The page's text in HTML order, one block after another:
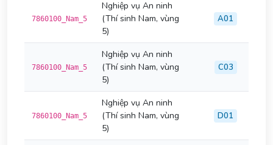
7860100_Nam_5
Nghiệp vụ An ninh
(Thí sinh Nam, vùng
5)
A01
7860100_Nam_5
Nghiệp vụ An ninh
(Thí sinh Nam, vùng
5)
C03
7860100_Nam_5
Nghiệp vụ An ninh
(Thí sinh Nam, vùng
5)
D01